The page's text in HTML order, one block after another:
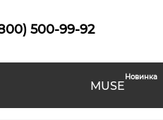
500-99-92
MUSE
Новинка